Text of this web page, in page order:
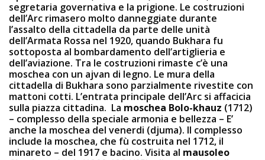
segretaria governativa e la prigione. Le costruzioni
dell’Arc rimasero molto danneggiate durante
l’assalto della cittadella da parte delle unità
dell’Armata Rossa nel 1920, quando Bukhara fu
sottoposta al bombardamento dell’artiglieria e
dell’aviazione. Tra le costruzioni rimaste c’è una
moschea con un ajvan di legno. Le mura della
cittadella di Bukhara sono parzialmente rivestite con
mattoni cotti. L’entrata principale dell’Arc si affacicia
sulla piazza cittadina. La moschea Bolo-khauz (1712)
– complesso della speciale armonia e bellezza – E’
anche la moschea del venerdi (djuma). Il complesso
include la moschea, che fù costruita nel 1712, il
minareto – del 1917 e bacino. Visita al mausoleo